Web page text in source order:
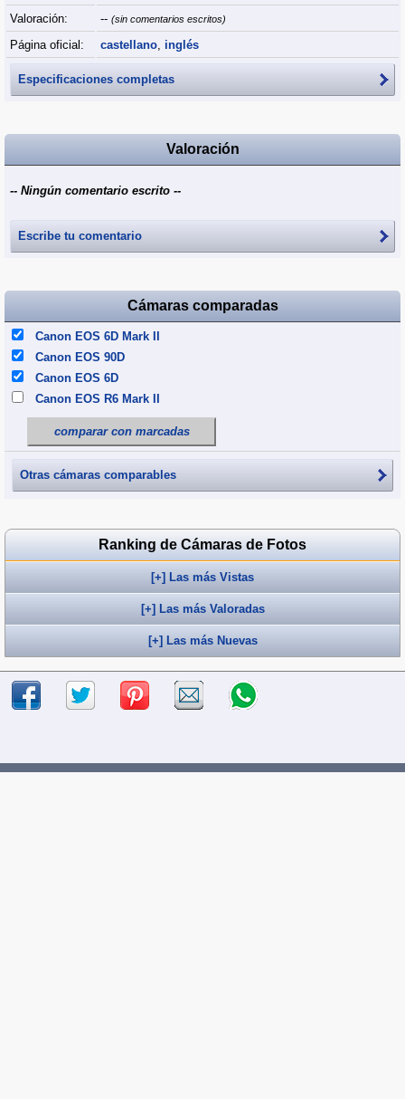
Valoración:
-- (sin comentarios escritos)
Página oficial: castellano, inglés
Especificaciones completas
Valoración
-- Ningún comentario escrito --
Escribe tu comentario
Cámaras comparadas
Canon EOS 6D Mark II
Canon EOS 90D
Canon EOS 6D
Canon EOS R6 Mark II
comparar con marcadas
Otras cámaras comparables
Ranking de Cámaras de Fotos
[+] Las más Vistas
[+] Las más Valoradas
[+] Las más Nuevas